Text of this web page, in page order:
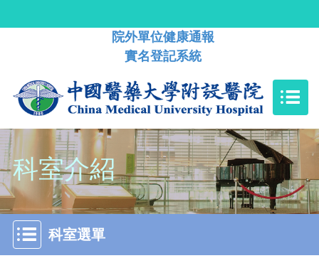
院外單位健康通報
實名登記系統
科室介紹
科室選單